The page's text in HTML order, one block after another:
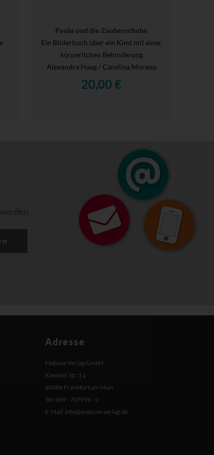
Paula und die Zauberschuhe
Ein Bilderbuch über ein Kind mit einer
körperlichen Behinderung
Alexandra Haag / Carolina Moreno
20,00 €
Adresse
Mabuse-Verlag GmbH
Kasseler Str. 1 a
60486 Frankfurt am Main
Tel: 069 - 707996 - 0
E-Mail: info@mabuse-verlag.de